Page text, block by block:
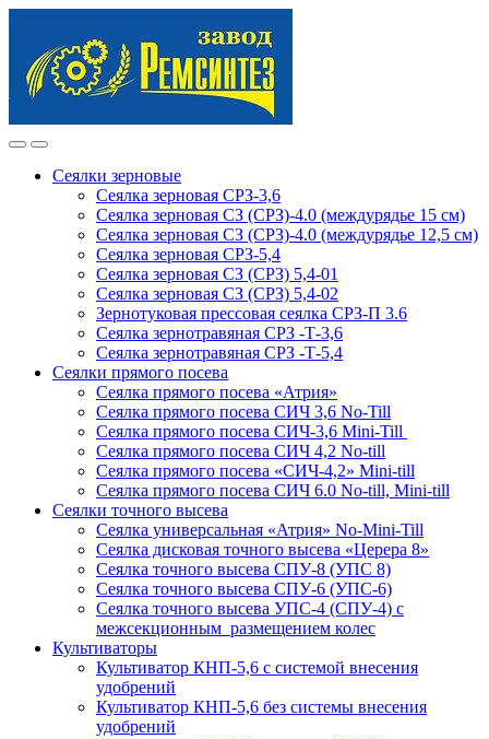
navigation
content
Сеялки зерновые
Сеялка зерновая СРЗ-3,6
Сеялка зерновая СЗ (СРЗ)-4.0 (междурядье 15 см)
Сеялка зерновая СЗ (СРЗ)-4.0 (междурядье 12,5 см)
Сеялка зерновая СРЗ-5,4
Сеялка зерновая СЗ (СРЗ) 5,4-01
Сеялка зерновая СЗ (СРЗ) 5,4-02
Зернотуковая прессовая сеялка СРЗ-П 3.6
Сеялка зернотравяная СРЗ -Т-3,6
Сеялка зернотравяная СРЗ -Т-5,4
Сеялки прямого посева
Сеялка прямого посева «Атрия»
Сеялка прямого посева СИЧ 3,6 No-Till
Сеялка прямого посева СИЧ-3,6 Mini-Till
Сеялка прямого посева СИЧ 4,2 No-till
Сеялка прямого посева «СИЧ-4,2» Mini-till
Сеялка прямого посева СИЧ 6.0 No-till, Mini-till
Сеялки точного высева
Сеялка универсальная «Атрия» No-Mini-Till
Сеялка дисковая точного высева «Церера 8»
Сеялка точного высева СПУ-8 (УПС 8)
Сеялка точного высева СПУ-6 (УПС-6)
Сеялка точного высева УПС-4 (СПУ-4) с
межсекционным размещением колес
Культиваторы
Культиватор КНП-5,6 с системой внесения
удобрений
Культиватор КНП-5,6 без системы внесения
удобрений